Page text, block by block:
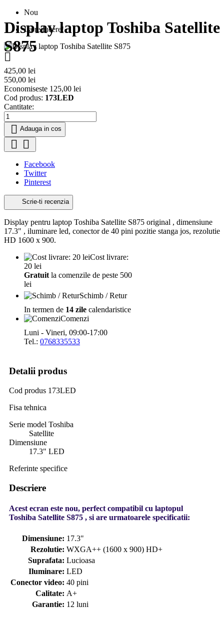
Nou
La reducere!

Display laptop Toshiba Satellite
S875
425,00 lei
550,00 lei
Economiseste 125,00 lei
Cod produs: 173LED
Cantitate:
 Adauga in cos
 
Facebook
Twitter
Pinterest
Scrie-ti recenzia
Display pentru laptop Toshiba Satellite S875 original , dimensiune
17.3" , iluminare led, conector de 40 pini pozitie stanga jos, rezolutie
HD 1600 x 900.
Cost livrare:
20 lei
Gratuit la comenzile de peste 500
lei
Schimb / Retur
In termen de 14 zile calendaristice
Comenzi
Luni - Vineri, 09:00-17:00
Tel.: 0768335533
Detalii produs
Cod produs 173LED
Fisa tehnica
Serie model Toshiba
Satellite
Dimensiune
17.3" LED
Referinte specifice
Descriere
Acest ecran este nou, perfect compatibil cu laptopul
Toshiba Satellite S875 , si are urmatoarele specificatii:
Dimensiune: 17.3"
Rezolutie: WXGA++ (1600 x 900) HD+
Suprafata: Lucioasa
Iluminare: LED
Conector video: 40 pini
Calitate: A+
Garantie: 12 luni